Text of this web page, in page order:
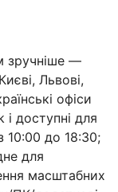
зручніше —
Львові,
офіси
і доступні для
10:00 до 18:30;
для
масштабних